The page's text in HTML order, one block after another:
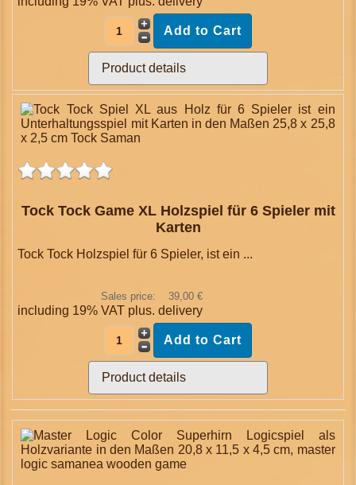
Product details
Tock Tock Game XL Holzspiel für 6 Spieler mit
Karten
Tock Tock Holzspiel für 6 Spieler, ist ein ...
Sales price: 39,00 €
including 19% VAT plus.delivery
Product details